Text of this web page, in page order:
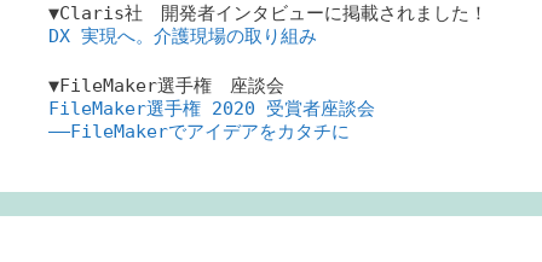
▼Claris社 開発者インタビューに掲載されました！
DX 実現へ。介護現場の取り組み
▼FileMaker選手権 座談会
FileMaker選手権 2020 受賞者座談会
――FileMakerでアイデアをカタチに